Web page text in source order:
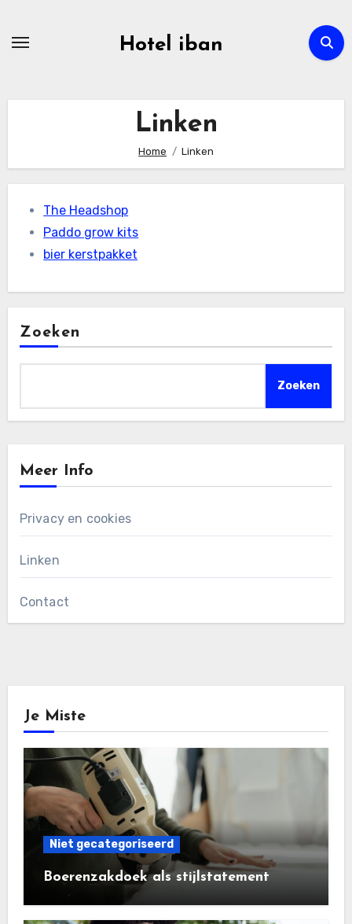
Hotel iban
Linken
Home Linken
The Headshop
Paddo grow kits
bier kerstpakket
Zoeken
Zoeken
Meer Info
Privacy en cookies
Linken
Contact
Je Miste
Niet gecategoriseerd
Boerenzakdoek als stijlstatement